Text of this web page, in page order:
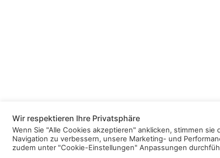
Wir respektieren Ihre Privatsphäre
Wenn Sie "Alle Cookies akzeptieren" anklicken, stimmen
Navigation zu verbessern, unsere Marketing- und
zudem unter "Cookie-Einstellungen" Anpassungen